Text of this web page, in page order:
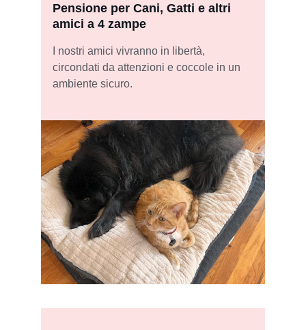
Pensione per Cani, Gatti e altri
amici a 4 zampe
I nostri amici vivranno in libertà,
circondati da attenzioni e coccole in un
ambiente sicuro.